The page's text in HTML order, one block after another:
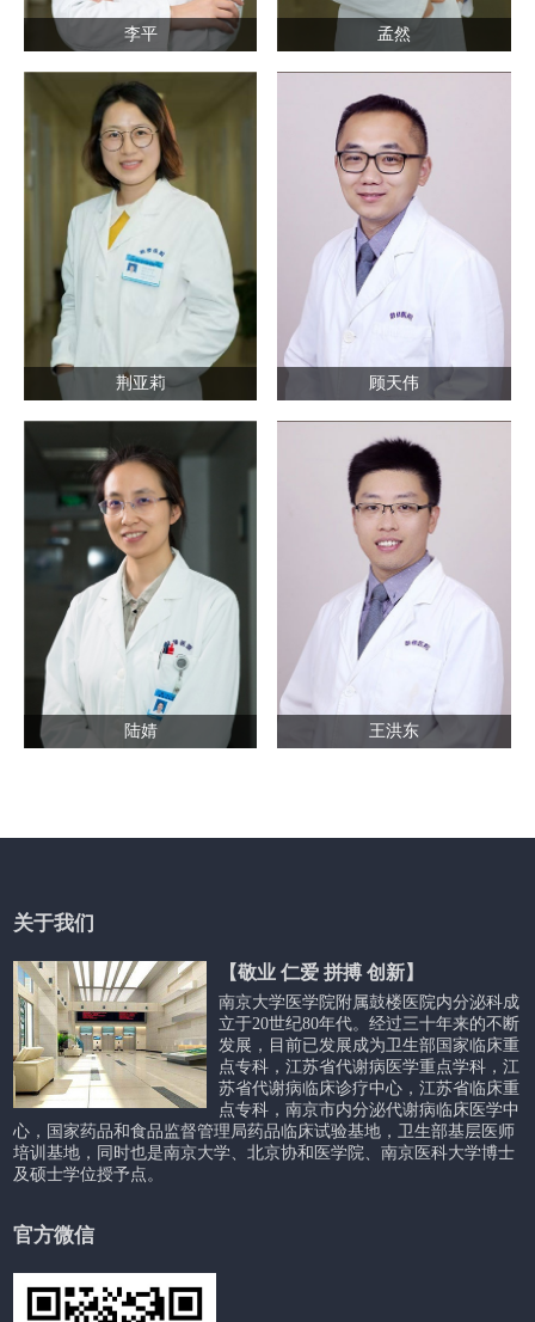
李平 孟然
荆亚莉 顾天伟
陆婧 王洪东
关于我们
【敬业 仁爱 拼搏 创新】
南京大学医学院附属鼓楼医院内分泌科成
立于20世纪80年代。经过三十年来的不断
发展，目前已发展成为卫生部国家临床重
点专科，江苏省代谢病医学重点学科，江
苏省代谢病临床诊疗中心，江苏省临床重
点专科，南京市内分泌代谢病临床医学中
心，国家药品和食品监督管理局药品临床试验基地，卫生部基层医师
培训基地，同时也是南京大学、北京协和医学院、南京医科大学博士
及硕士学位授予点。
官方微信